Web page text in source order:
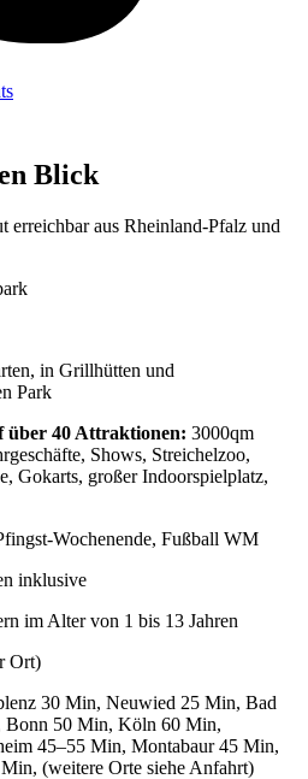
Blick
erreichbar aus Rheinland-Pfalz und
in Grillhütten und
Park
über 40 Attraktionen: 3000qm
Shows, Streichelzoo,
Gokarts, großer Indoorspielplatz,
Wochenende, Fußball WM
inklusive
im Alter von 1 bis 13 Jahren
Ort)
30 Min, Neuwied 25 Min, Bad
Bonn 50 Min, Köln 60 Min,
45–55 Min, Montabaur 45 Min,
(weitere Orte siehe Anfahrt)